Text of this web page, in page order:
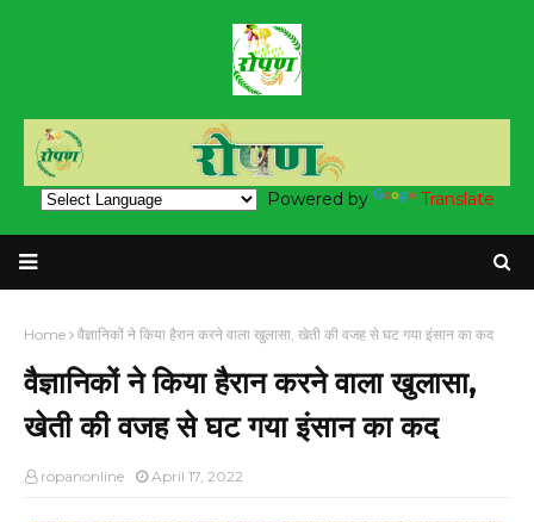
Powered by Translate
Home वैज्ञानिकों ने किया हैरान करने वाला खुलासा, खेती की वजह से घट गया इंसान का कद
वैज्ञानिकों ने किया हैरान करने वाला खुलासा,
खेती की वजह से घट गया इंसान का कद
ropanonline April 17, 2022